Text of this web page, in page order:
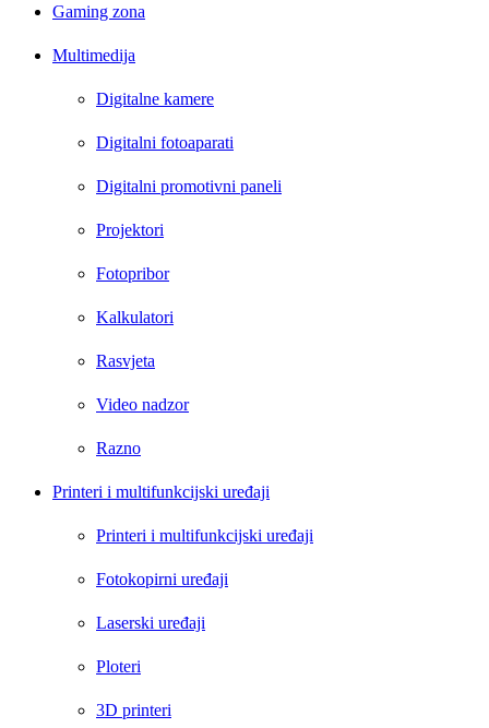
Gaming zona
Multimedija
Digitalne kamere
Digitalni fotoaparati
Digitalni promotivni paneli
Projektori
Fotopribor
Kalkulatori
Rasvjeta
Video nadzor
Razno
Printeri i multifunkcijski uređaji
Printeri i multifunkcijski uređaji
Fotokopirni uređaji
Laserski uređaji
Ploteri
3D printeri